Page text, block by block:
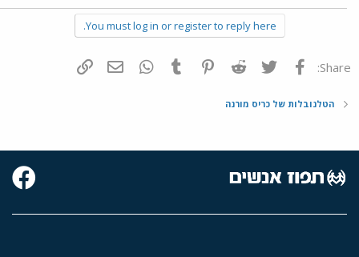
You must log in or register to reply here.
Share: פייסבוק Twitter
Reddit
Pinterest
Tumblr
WhatsAppדואר אלקטרוני
הטלנובלות של כריס מורנה